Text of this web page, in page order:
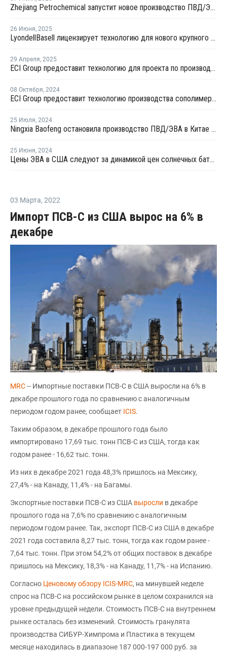
Zhejiang Petrochemical запустит новое производство ПВД/ЭВА в первом квартале 2026 года
26 Июня, 2025
LyondellBasell лицензирует технологию для нового крупного китайского полиолефинового комплекса
29 Апреля, 2025
ECI Group предоставит технологию для проекта по производству сополимеров в Китае
08 Октября, 2024
ECI Group предоставит технологию производства сополимеров для китайской Shaanxi Yanchang
25 Июля, 2024
Ningxia Baofeng остановила производство ПВД/ЭВА в Китае на ремонт
25 Июня, 2024
Цены ЭВА в США следуют за динамикой цен солнечных батарей
03 Марта, 2022
Импорт ПСВ-С из США вырос на 6% в
декабре
MRC-- Импортные поставки ПСВ-С в США выросли на 6% в
декабре прошлого года по сравнению с аналогичным
периодом годом ранее, сообщает ICIS.
Таким образом, в декабре прошлого года было
импортировано 17,69 тыс. тонн ПСВ-С из США, тогда как
годом ранее - 16,62 тыс. тонн.
Из них в декабре 2021 года 48,3% пришлось на Мексику,
27,4% - на Канаду, 11,4% - на Багамы.
Экспортные поставки ПСВ-С из США выросли в декабре
прошлого года на 7,6% по сравнению с аналогичным
периодом годом ранее. Так, экспорт ПСВ-С из США в декабре
2021 года составила 8,27 тыс. тонн, тогда как годом ранее -
7,64 тыс. тонн. При этом 54,2% от общих поставок в декабре
пришлось на Мексику, 18,3% - на Канаду, 11,7% - на Испанию.
Согласно Ценовому обзору ICIS-MRC, на минувшей неделе
спрос на ПСВ-С на российском рынке в целом сохранился на
уровне предыдущей недели. Стоимость ПСВ-С на внутреннем
рынке осталась без изменений. Стоимость гранулята
производства СИБУР-Химпрома и Пластика в текущем
месяце находилась в диапазоне 187 000-197 000 руб. за